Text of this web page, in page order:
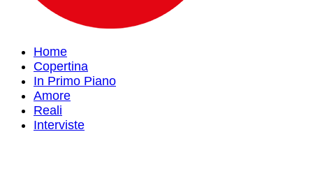
Home
Copertina
In Primo Piano
Amore
Reali
Interviste